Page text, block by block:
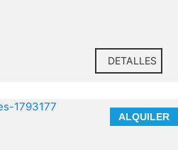
DETALLES
ALQUILER